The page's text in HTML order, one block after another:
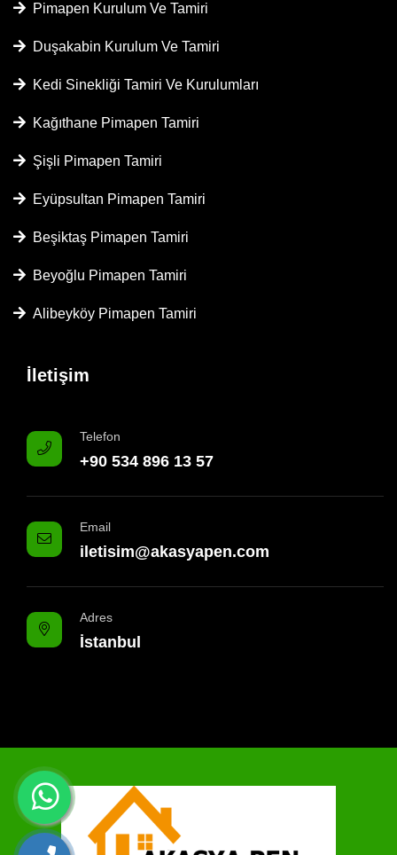
Pimapen Kurulum Ve Tamiri
Duşakabin Kurulum Ve Tamiri
Kedi Sinekliği Tamiri Ve Kurulumları
Kağıthane Pimapen Tamiri
Şişli Pimapen Tamiri
Eyüpsultan Pimapen Tamiri
Beşiktaş Pimapen Tamiri
Beyoğlu Pimapen Tamiri
Alibeyköy Pimapen Tamiri
İletişim
Telefon
+90 534 896 13 57
Email
iletisim@akasyapen.com
Adres
İstanbul